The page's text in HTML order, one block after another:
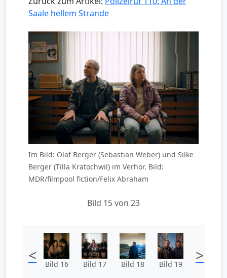
Saale hellem Strande
Im Bild: Olaf Berger (Sebastian Weber) und Silke
Berger (Tilla Kratochwil) im Verhör. Bild:
MDR/filmpool fiction/Felix Abraham
Bild 15 von 23
< Bild 16 Bild 17 Bild 18 Bild 19 >